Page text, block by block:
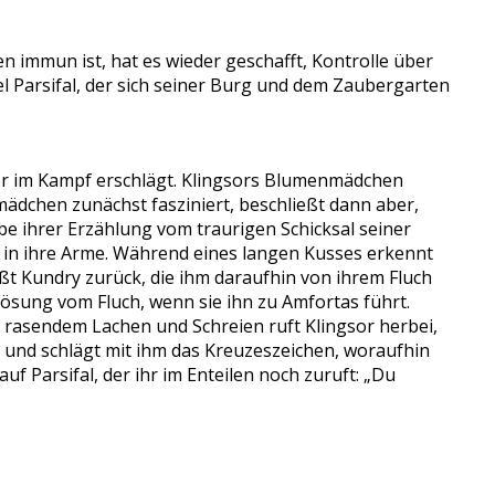
immun ist, hat es wieder geschafft, Kontrolle über
der sich seiner Burg und dem Zaubergarten
Kampf erschlägt. Klingsors Blumenmädchen
zunächst fasziniert, beschließt dann aber,
ihrer Erzählung vom traurigen Schicksal seiner
ihre Arme. Während eines langen Kusses erkennt
Kundry zurück, die ihm daraufhin von ihrem Fluch
vom Fluch, wenn sie ihn zu Amfortas führt.
Lachen und Schreien ruft Klingsor herbei,
schlägt mit ihm das Kreuzeszeichen, woraufhin
Parsifal, der ihr im Enteilen noch zuruft: „Du